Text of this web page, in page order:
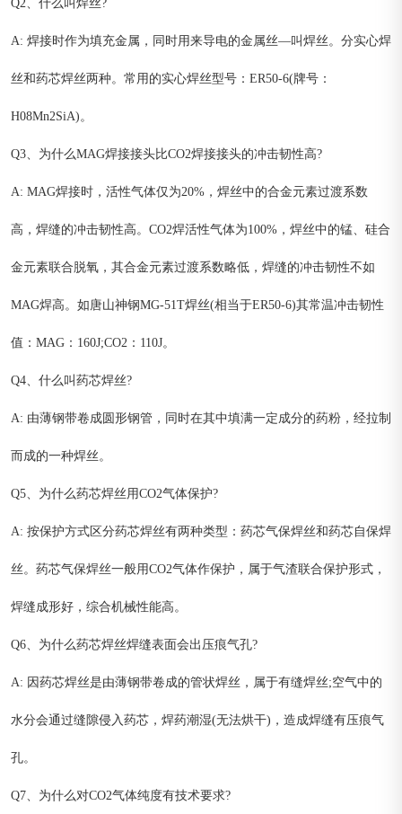
Q2、什么叫焊丝?
A: 焊接时作为填充金属，同时用来导电的金属丝—叫焊丝。分实心焊
丝和药芯焊丝两种。常用的实心焊丝型号：ER50-6(牌号：
H08Mn2SiA)。
Q3、为什么MAG焊接接头比CO2焊接接头的冲击韧性高?
A: MAG焊接时，活性气体仅为20%，焊丝中的合金元素过渡系数
高，焊缝的冲击韧性高。CO2焊活性气体为100%，焊丝中的锰、硅合
金元素联合脱氧，其合金元素过渡系数略低，焊缝的冲击韧性不如
MAG焊高。如唐山神钢MG-51T焊丝(相当于ER50-6)其常温冲击韧性
值：MAG：160J;CO2：110J。
Q4、什么叫药芯焊丝?
A: 由薄钢带卷成圆形钢管，同时在其中填满一定成分的药粉，经拉制
而成的一种焊丝。
Q5、为什么药芯焊丝用CO2气体保护?
A: 按保护方式区分药芯焊丝有两种类型：药芯气保焊丝和药芯自保焊
丝。药芯气保焊丝一般用CO2气体作保护，属于气渣联合保护形式，
焊缝成形好，综合机械性能高。
Q6、为什么药芯焊丝焊缝表面会出压痕气孔?
A: 因药芯焊丝是由薄钢带卷成的管状焊丝，属于有缝焊丝;空气中的
水分会通过缝隙侵入药芯，焊药潮湿(无法烘干)，造成焊缝有压痕气
孔。
Q7、为什么对CO2气体纯度有技术要求?